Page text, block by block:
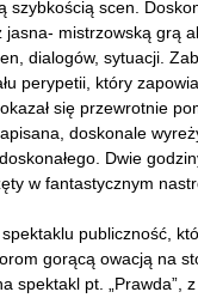
szybkością scen.
jasna- mistrzowską grą
dialogów, sytuacji.
perypetii, który
się przewrotnie
doskonale
Dwie
w fantastycznym
publiczność,
gorącą owacją na
spektakl pt. „Prawda”,